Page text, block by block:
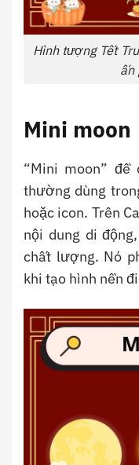
Hình tượng Tết
ấn
Mini moon
“Mini moon” đề
thường dùng
hoặc icon. Trên
nội dung di
chất lượng. Nó
khi tạo hình nền